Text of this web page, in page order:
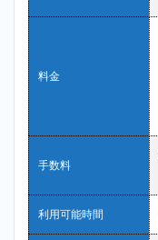
料金
手数料
利用可能時間